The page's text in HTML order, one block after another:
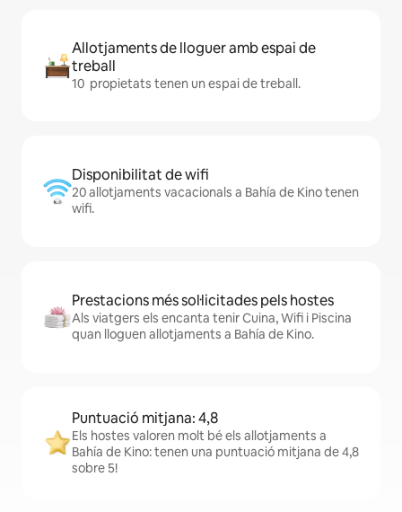
Allotjaments de lloguer amb espai de
treball
10 propietats tenen un espai de treball.
Disponibilitat de wifi
20 allotjaments vacacionals a Bahía de Kino tenen
wifi.
Prestacions més sol·licitades pels hostes
Als viatgers els encanta tenir Cuina, Wifi i Piscina
quan lloguen allotjaments a Bahía de Kino.
Puntuació mitjana: 4,8
Els hostes valoren molt bé els allotjaments a
Bahía de Kino: tenen una puntuació mitjana de 4,8
sobre 5!